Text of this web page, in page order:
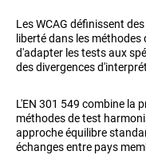
Les WCAG définissent
liberté dans les
d'adapter les tests aux
des divergences
L'EN 301 549 combine la
méthodes de test
approche équilibre
échanges entre pays